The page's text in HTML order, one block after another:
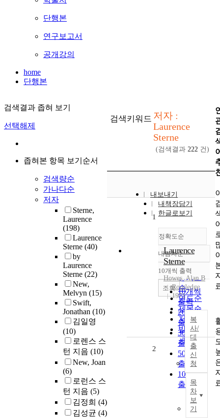
단행본
연구보고서
공개강의
home
단행본
검색결과 좁혀 보기
선택해제
좁혀본 항목 보기순서
검색량순
가나다순
저자
Sterne,
Laurence
(198)
Laurence
Sterne (40)
by
Laurence
Sterne (22)
New,
Melvyn (15)
Swift,
Jonathan (10)
김일영
(10)
로렌스 스
턴 지음 (10)
New, Joan
(6)
로런스 스
턴 지음 (5)
김정희 (4)
김성균 (4)
검색키워드 저자 :
Laurence
Sterne
(검색결과 222 건)
내보내기
내책장담기
한글로보기
정확도순
정확도
순
인기도
순
연도순
제목순
저자순
발행기
관순
내림차순
내림차순
10개씩 출력
10개씩
출력
20개씩
출력
30개씩
출력
50개씩
출력
100개씩
출력
조회
1
Laurence
Sterne
Howes, Alan B
Routledge
1971
복
사/
대
출
신
청
목
차
보
기
2